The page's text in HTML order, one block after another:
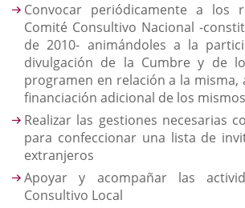
Convocar periódicamente a los
Comité Consultivo Nacional -
de 2010- animándoles a la
divulgación de la Cumbre y de
programen en relación a la misma,
financiación adicional de los mismos
Realizar las gestiones necesarias
para confeccionar una lista de
extranjeros
Apoyar y acompañar las
Consultivo Local